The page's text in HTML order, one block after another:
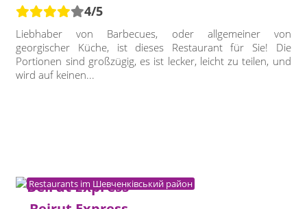
4/5
Liebhaber von Barbecues, oder allgemeiner von
georgischer Küche, ist dieses Restaurant für Sie! Die
Portionen sind großzügig, es ist lecker, leicht zu teilen, und
wird auf keinen...
Restaurants im Шевченківський район